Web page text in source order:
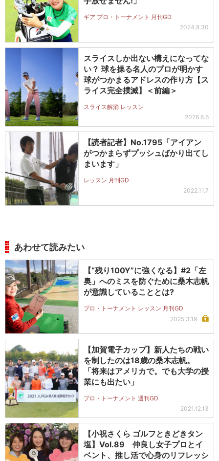
ギア プロ・トーナメント 月刊GD
2024.8.30
スライスしか出ない構えになってな
い？ 球を操る名人のプロが明かす
球がつかまるアドレスの作り方【ス
ライス完全撲滅】＜前編＞
スライス解消 レッスン
2026.8.6
【読者記者】No.1795「アイアン
がつかまらずプッシュばかり出てし
まいます」
レッスン 月刊GD
2022.11.7
あわせて読みたい
【“残り100Y”に強くなる】#2「左
奥」へのミスを防ぐために桑木志帆
が意識していることとは?
プロ・トーナメント レッスン 月刊GD
2025.3.19
【加賀電子カップ】新人たちの戦い
を制したのは18歳の桑木志帆。
「将来はアメリカで。でも大学の授
業にも出たい」
プロ・トーナメント 週刊GD
2021.12.13
【小祝さくら ゴルフときどきタン
塩】Vol.89 仲良し女子プロとイ
ベント、推し活で心身のリフレッシ